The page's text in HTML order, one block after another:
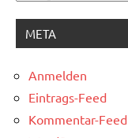
META
Anmelden
Eintrags-Feed
Kommentar-Feed